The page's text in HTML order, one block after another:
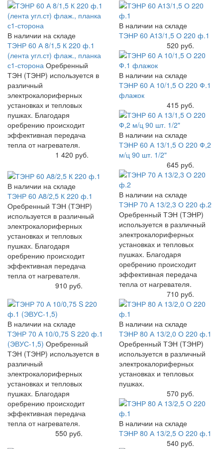
В наличии на складе
ТЭНР 60 А 8/1,5 К 220 ф.1
(лента угл.ст) флаж., планка
с1-сторона Оребренный
ТЭН (ТЭНР) используется в
различный
электрокалориферных
установках и тепловых
пушках. Благодаря
оребрению происходит
эффективная передача
тепла от нагревателя.
1 420 руб.
В наличии на складе
ТЭНР 60 А13/1,5 О 220 ф.1
520 руб.
В наличии на складе
ТЭНР 60 А 10/1,5 О 220 Ф.1
флажок
415 руб.
В наличии на складе
ТЭНР 60 А 13/1,5 О 220 Ф,2
м/ц 90 шт. 1/2"
645 руб.
В наличии на складе
ТЭНР 60 А8/2,5 К 220 ф.1
Оребренный ТЭН (ТЭНР)
используется в различный
электрокалориферных
установках и тепловых
пушках. Благодаря
оребрению происходит
эффективная передача
тепла от нагревателя.
910 руб.
В наличии на складе
ТЭНР 70 А 13/2,3 О 220 ф.2
Оребренный ТЭН (ТЭНР)
используется в различный
электрокалориферных
установках и тепловых
пушках. Благодаря
оребрению происходит
эффективная передача
тепла от нагревателя.
710 руб.
В наличии на складе
ТЭНР 70 А 10/0,75 S 220 ф.1
(ЭВУС-1,5) Оребренный
ТЭН (ТЭНР) используется в
различный
электрокалориферных
установках и тепловых
пушках. Благодаря
оребрению происходит
эффективная передача
тепла от нагревателя.
550 руб.
В наличии на складе
ТЭНР 80 А 13/2,0 О 220 ф.1
Оребренный ТЭН (ТЭНР)
используется в различный
электрокалориферных
установках и тепловых
пушках.
570 руб.
В наличии на складе
ТЭНР 80 А 13/2,5 О 220 ф.1
540 руб.